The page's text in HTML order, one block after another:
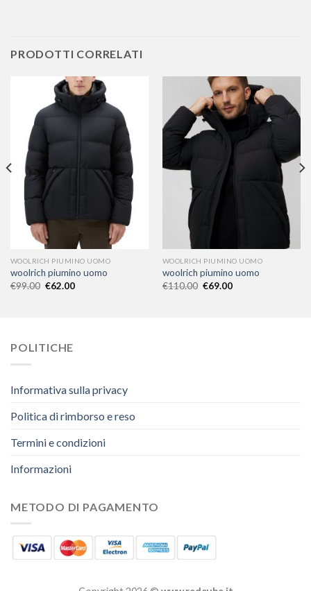
PRODOTTI CORRELATI
WOOLRICH PIUMINO UOMO
woolrich piumino uomo
€99.00 €62.00
WOOLRICH PIUMINO UOMO
woolrich piumino uomo
€110.00 €69.00
POLITICHE
Informativa sulla privacy
Politica di rimborso e reso
Termini e condizioni
Informazioni
METODO DI PAGAMENTO